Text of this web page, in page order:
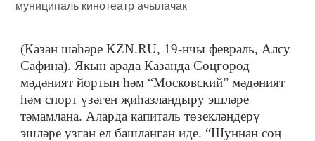
(Казан шәһәре KZN.RU, 19-нчы февраль, Алсу
Сафина). Якын арада Казанда Соцгород
мәдәният йортын һәм “Московский” мәдәният
һәм спорт үзәген җиһазландыру эшләре
тәмамлана. Аларда капиталь төзекләндерү
эшләре узган ел башланган иде. “Шуннан соң